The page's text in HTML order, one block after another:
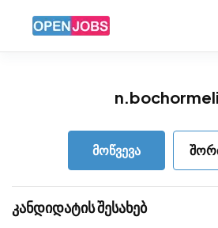
მოწვევა
კანდიდატის შესახებ